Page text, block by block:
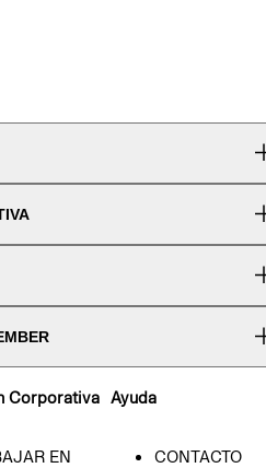
Corporativa
EN
Ayuda
CONTACTO